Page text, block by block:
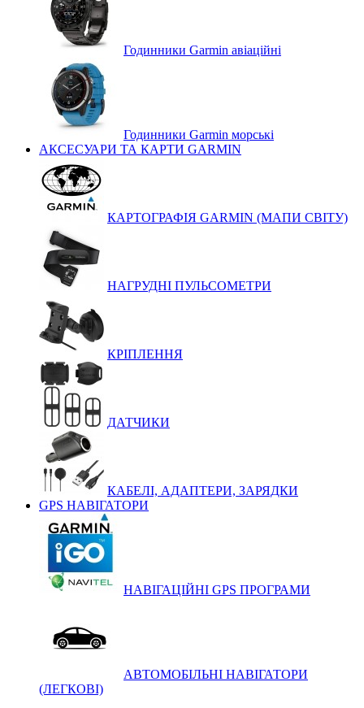
Годинники Garmin авіаційні
Годинники Garmin морські
АКСЕСУАРИ ТА КАРТИ GARMIN
КАРТОГРАФІЯ GARMIN (МАПИ СВІТУ)
НАГРУДНІ ПУЛЬСОМЕТРИ
КРІПЛЕННЯ
ДАТЧИКИ
КАБЕЛІ, АДАПТЕРИ, ЗАРЯДКИ
GPS НАВІГАТОРИ
НАВІГАЦІЙНІ GPS ПРОГРАМИ
АВТОМОБІЛЬНІ НАВІГАТОРИ
(ЛЕГКОВІ)